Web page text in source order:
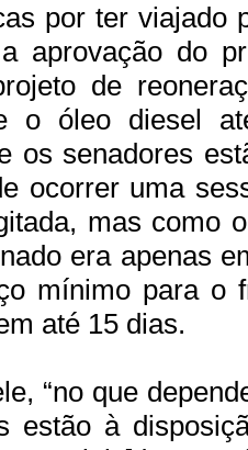
por ter viajado
aprovação do
de
o óleo diesel
os senadores
ocorrer uma
mas como
era apenas
mínimo para o
até 15 dias.
“no que
estão à